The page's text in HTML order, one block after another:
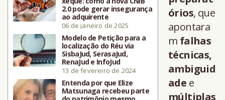
2.0 pode gerar insegurança
ao adquirente
06 de janeiro de 2025
Modelo de Petição para a
localização do Réu via
SisbaJud, SerasaJud,
RenaJud e InfoJud
13 de fevereiro de 2024
Entenda por que Elize
Matsunaga recebeu parte
órios, que
apontara
m falhas
técnicas,
ambiguid
ade e
múltiplas